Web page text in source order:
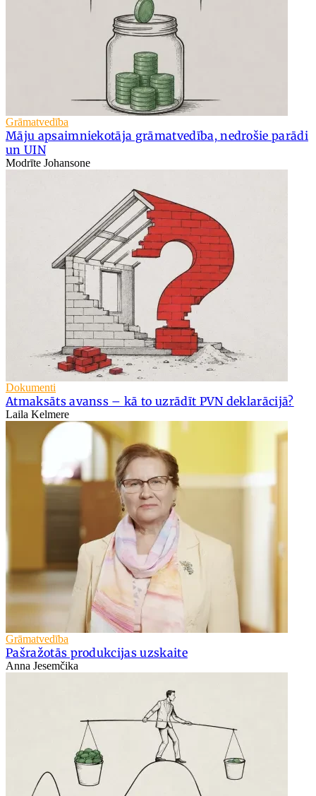
Grāmatvedība
Māju apsaimniekotāja grāmatvedība, nedrošie parādi
un UIN
Modrīte Johansone
Dokumenti
Atmaksāts avanss – kā to uzrādīt PVN deklarācijā?
Laila Kelmere
Grāmatvedība
Pašražotās produkcijas uzskaite
Anna Jesemčika